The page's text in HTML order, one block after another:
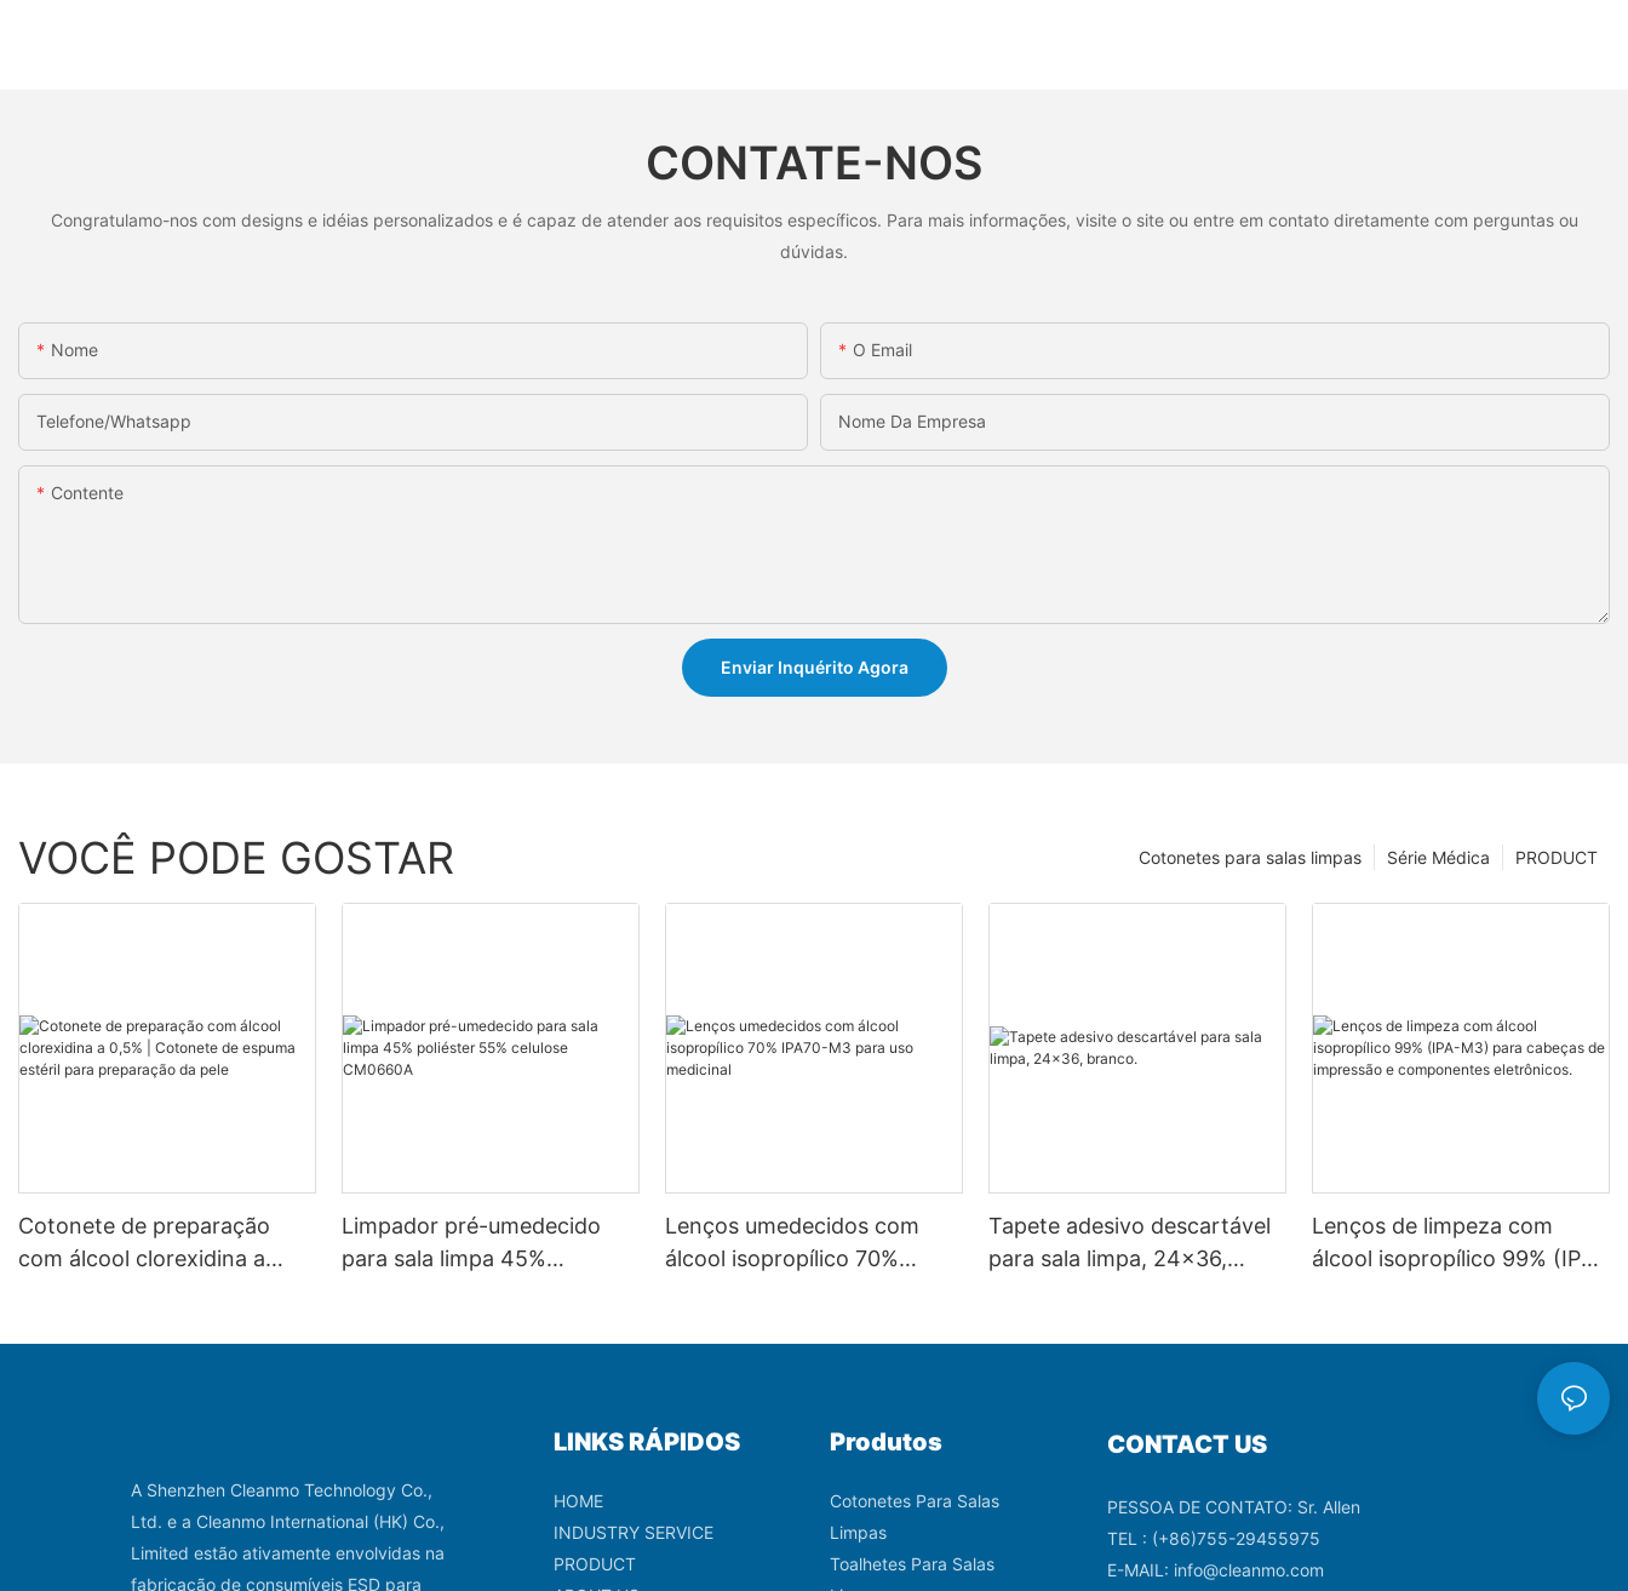
CONTATE-NOS
Congratulamo-nos com designs e idéias personalizados e é capaz de atender aos requisitos específicos. Para mais informações, visite o site ou entre em contato diretamente com perguntas ou
dúvidas.
Nome O Email
Telefone/whatsapp Nome Da Empresa
Contente
Enviar Inquérito Agora
VOCÊ PODE GOSTAR PRODUCT
Série Médica
Cotonetes para salas limpas
Cotonete de preparação
com álcool clorexidina a
Limpador pré-umedecido
para sala limpa 45%
Lenços umedecidos com
álcool isopropílico 70%
Tapete adesivo descartável
para sala limpa, 24x36,
Lenços de limpeza com
álcool isopropílico 99% (IPA-
A Shenzhen Cleanmo Technology Co.,
Ltd. e a Cleanmo International (HK) Co.,
Limited estão ativamente envolvidas na
fabricação de consumíveis ESD para
LINKS RÁPIDOS
HOME
INDUSTRY SERVICE
PRODUCT
Produtos
Cotonetes Para Salas
Limpas
Toalhetes Para Salas
CONTACT US
PESSOA DE CONTATO: Sr. Allen
TEL : (+86)755-29455975
E-MAIL: info@cleanmo.com